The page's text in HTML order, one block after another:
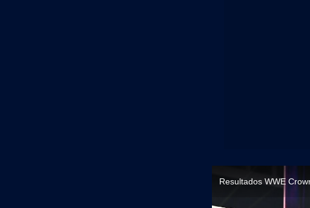
Resultados WWE